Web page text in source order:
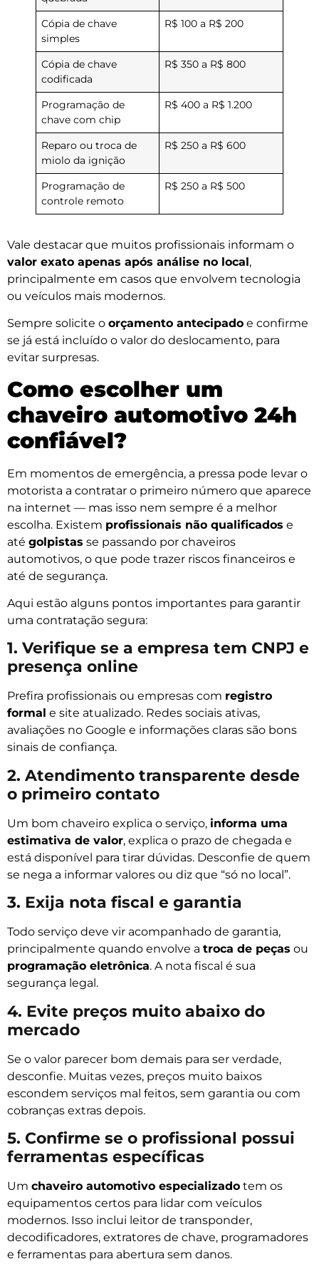
Cópia de chave
simples
R$ 100 a R$ 200
Cópia de chave
codificada
R$ 350 a R$ 800
Programação de
chave com chip
R$ 400 a R$ 1.200
Reparo ou troca de
miolo da ignição
R$ 250 a R$ 600
Programação de
controle remoto
R$ 250 a R$ 500
Vale destacar que muitos profissionais informam o
valor exato apenas após análise no local,
principalmente em casos que envolvem tecnologia
ou veículos mais modernos.
Sempre solicite o orçamento antecipado e confirme
se já está incluído o valor do deslocamento, para
evitar surpresas.
Como escolher um
chaveiro automotivo 24h
confiável?
Em momentos de emergência, a pressa pode levar o
motorista a contratar o primeiro número que aparece
na internet — mas isso nem sempre é a melhor
escolha. Existem profissionais não qualificados e
até golpistas se passando por chaveiros
automotivos, o que pode trazer riscos financeiros e
até de segurança.
Aqui estão alguns pontos importantes para garantir
uma contratação segura:
1. Verifique se a empresa tem CNPJ e
presença online
Prefira profissionais ou empresas com registro
formal e site atualizado. Redes sociais ativas,
avaliações no Google e informações claras são bons
sinais de confiança.
2. Atendimento transparente desde
o primeiro contato
Um bom chaveiro explica o serviço, informa uma
estimativa de valor, explica o prazo de chegada e
está disponível para tirar dúvidas. Desconfie de quem
se nega a informar valores ou diz que “só no local”.
3. Exija nota fiscal e garantia
Todo serviço deve vir acompanhado de garantia,
principalmente quando envolve a troca de peças ou
programação eletrônica. A nota fiscal é sua
segurança legal.
4. Evite preços muito abaixo do
mercado
Se o valor parecer bom demais para ser verdade,
desconfie. Muitas vezes, preços muito baixos
escondem serviços mal feitos, sem garantia ou com
cobranças extras depois.
5. Confirme se o profissional possui
ferramentas específicas
Um chaveiro automotivo especializado tem os
equipamentos certos para lidar com veículos
modernos. Isso inclui leitor de transponder,
decodificadores, extratores de chave, programadores
e ferramentas para abertura sem danos.